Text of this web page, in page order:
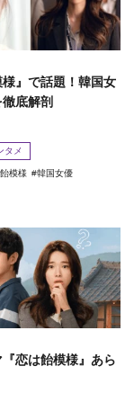
様』で話題！韓国女
底解剖
タメ
模様 韓国女優
恋は飴模様』あら